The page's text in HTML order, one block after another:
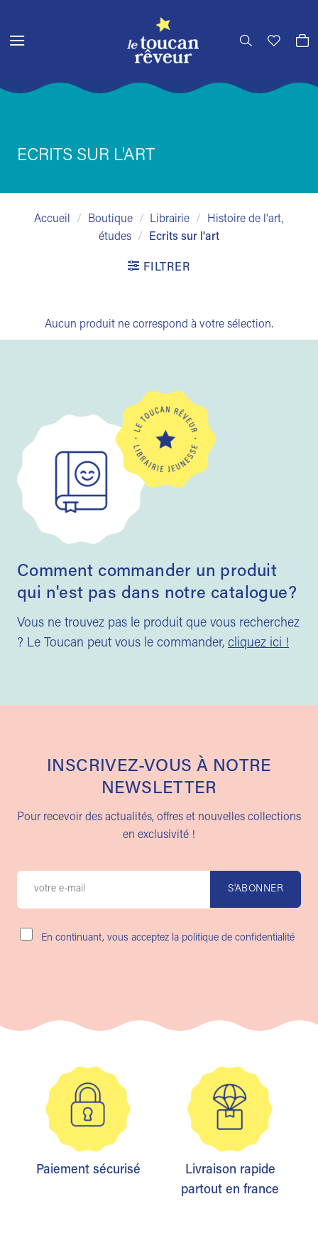
contenu
ECRITS SUR L'ART
Accueil / Boutique / Librairie /
Histoire de l'art,
études
/ Ecrits sur l'art
FILTRER
Aucun produit ne correspond à votre sélection.
Comment commander un produit
qui n'est pas dans notre catalogue?
Vous ne trouvez pas le produit que vous recherchez
? Le Toucan peut vous le commander, cliquez ici !
INSCRIVEZ-VOUS À NOTRE
NEWSLETTER
Pour recevoir des actualités, offres et nouvelles collections
en exclusivité !
En continuant, vous acceptez la politique de confidentialité
Paiement sécurisé
Livraison rapide
partout en france